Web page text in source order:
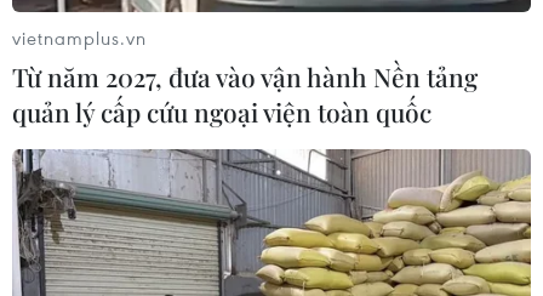
vietnamplus.vn
Từ năm 2027, đưa vào vận hành Nền tảng
quản lý cấp cứu ngoại viện toàn quốc